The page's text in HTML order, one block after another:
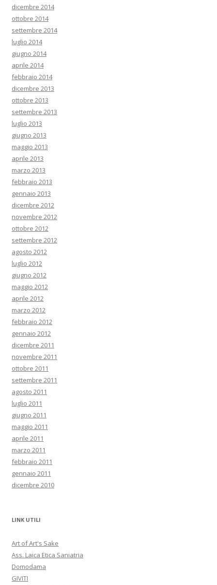
dicembre 2014
ottobre 2014
settembre 2014
luglio 2014
giugno 2014
aprile 2014
febbraio 2014
dicembre 2013
ottobre 2013
settembre 2013
luglio 2013
giugno 2013
maggio 2013
aprile 2013
marzo 2013
febbraio 2013
gennaio 2013
dicembre 2012
novembre 2012
ottobre 2012
settembre 2012
agosto 2012
luglio 2012
giugno 2012
maggio 2012
aprile 2012
marzo 2012
febbraio 2012
gennaio 2012
dicembre 2011
novembre 2011
ottobre 2011
settembre 2011
agosto 2011
luglio 2011
giugno 2011
maggio 2011
aprile 2011
marzo 2011
febbraio 2011
gennaio 2011
dicembre 2010
LINK UTILI
Art of Art's Sake
Ass. Laica Etica Saniatria
Domodama
GIVITI